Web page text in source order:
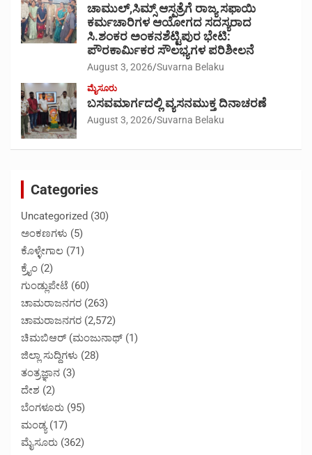
ಚಾಮುಲ್,ಸಿಮ್ಸ್ ಆಸ್ಪತ್ರೆಗೆ ರಾಜ್ಯ ಸಫಾಯಿ
ಕರ್ಮಚಾರಿಗಳ ಆಯೋಗದ ಸದಸ್ಯರಾದ
ಸಿ.ಶಂಕರ ಅಂಕನಶೆಟ್ಟಿಪುರ ಭೇಟಿ:
ಪೌರಕಾರ್ಮಿಕರ ಸೌಲಭ್ಯಗಳ ಪರಿಶೀಲನೆ
August 3, 2026 Suvarna Belaku
ಮೈಸೂರು
ಬಸವಮಾರ್ಗದಲ್ಲಿ ವ್ಯಸನಮುಕ್ತ ದಿನಾಚರಣೆ
August 3, 2026 Suvarna Belaku
Categories
Uncategorized (30)
ಅಂಕಣಗಳು (5)
ಕೊಳ್ಳೇಗಾಲ (71)
ಕ್ರೈಂ (2)
ಗುಂಡ್ಲುಪೇಟೆ (60)
ಚಾಮರಾಜನಗರ (263)
ಚಾಮರಾಜನಗರ (2,572)
ಚಿಮಬಿಆರ್ (ಮಂಜುನಾಥ್ (1)
ಜಿಲ್ಲಾ ಸುದ್ದಿಗಳು (28)
ತಂತ್ರಜ್ಞಾನ (3)
ದೇಶ (2)
ಬೆಂಗಳೂರು (95)
ಮಂಡ್ಯ(17)
ಮೈಸೂರು (362)